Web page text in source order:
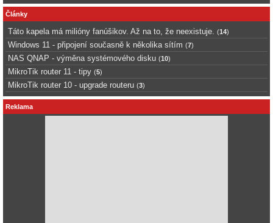
Články
Táto kapela má milióny fanúšikov. Až na to, že neexistuje. (14)
Windows 11 - připojení současně k několika sítím (7)
NAS QNAP - výměna systémového disku (10)
MikroTik router 11 - tipy (5)
MikroTik router 10 - upgrade routeru (3)
Reklama